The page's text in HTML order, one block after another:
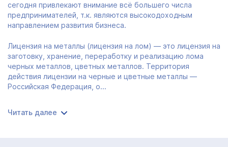
сегодня привлекают внимание всё большего числа
предпринимателей, т.к. являются высокодоходным
направлением развития бизнеса.
Лицензия на металлы (лицензия на лом) — это лицензия на
заготовку, хранение, переработку и реализацию лома
черных металлов, цветных металлов. Территория
действия лицензии на черные и цветные металлы —
Российская Федерация, о...
Читать далее